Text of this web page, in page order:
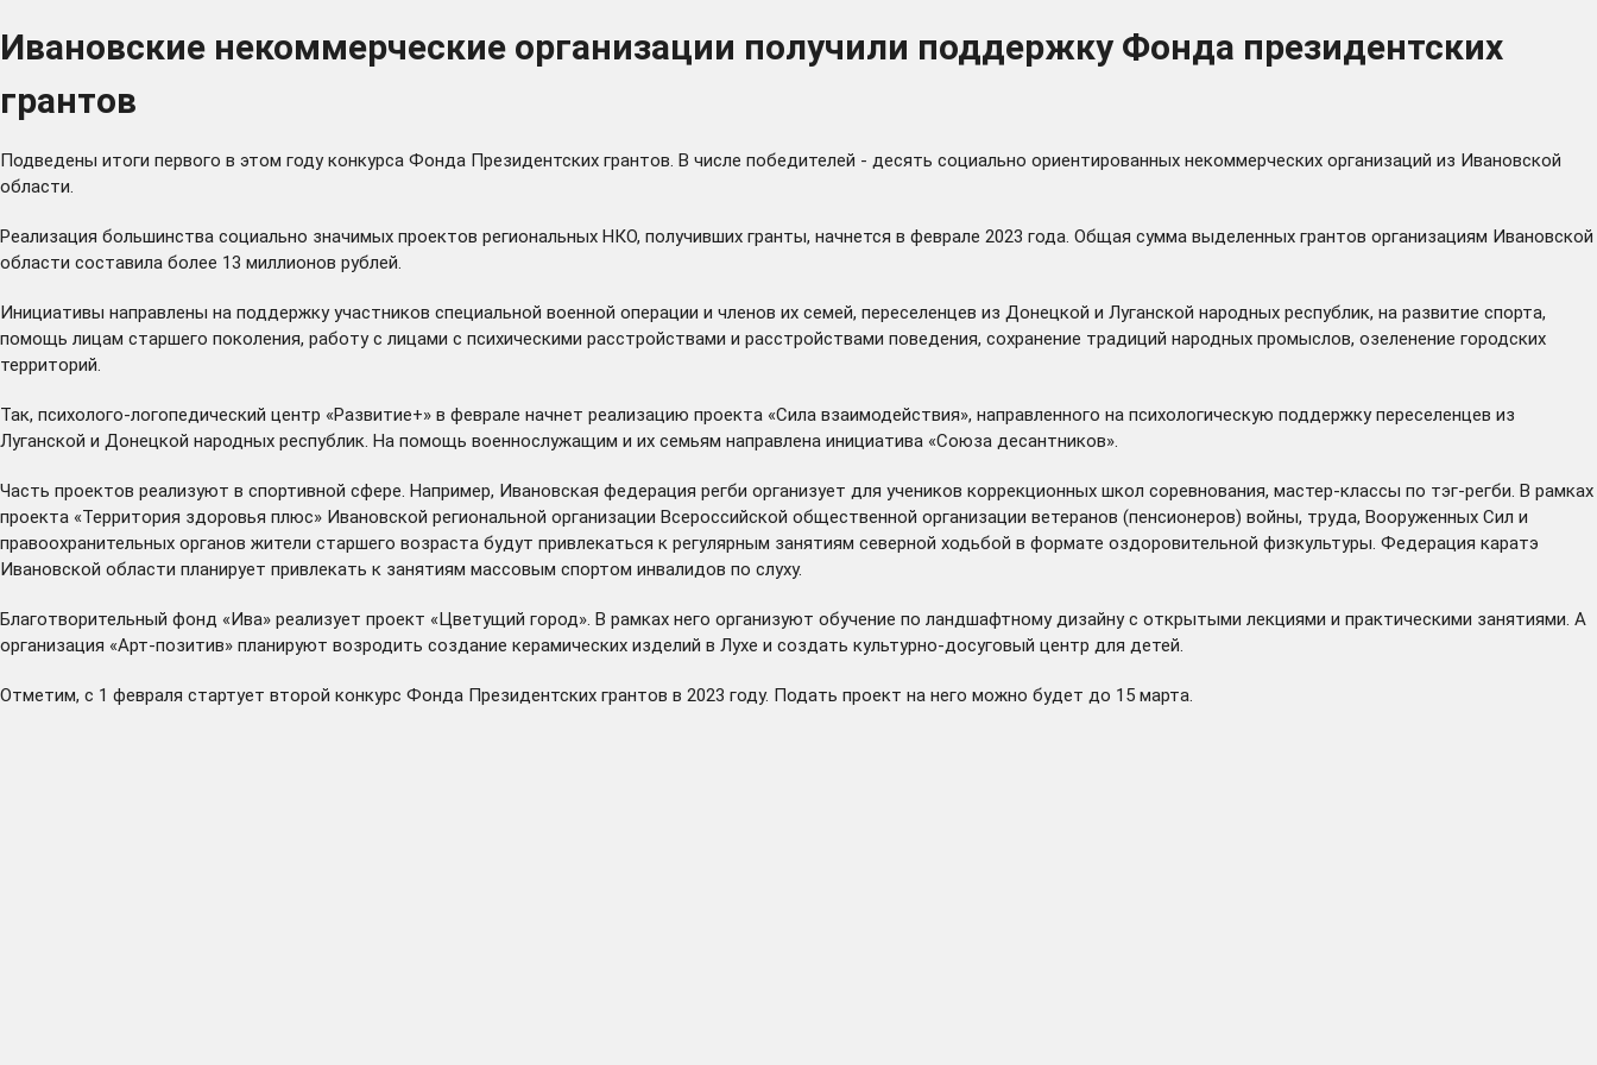
Ивановские некоммерческие организации получили поддержку Фонда президентских
грантов
Подведены итоги первого в этом году конкурса Фонда Президентских грантов. В числе победителей - десять социально ориентированных некоммерческих организаций из Ивановской
области.
Реализация большинства социально значимых проектов региональных НКО, получивших гранты, начнется в феврале 2023 года. Общая сумма выделенных грантов организациям Ивановской
области составила более 13 миллионов рублей.
Инициативы направлены на поддержку участников специальной военной операции и членов их семей, переселенцев из Донецкой и Луганской народных республик, на развитие спорта,
помощь лицам старшего поколения, работу с лицами с психическими расстройствами и расстройствами поведения, сохранение традиций народных промыслов, озеленение городских
территорий.
Так, психолого-логопедический центр «Развитие+» в феврале начнет реализацию проекта «Сила взаимодействия», направленного на психологическую поддержку переселенцев из
Луганской и Донецкой народных республик. На помощь военнослужащим и их семьям направлена инициатива «Союза десантников».
Часть проектов реализуют в спортивной сфере. Например, Ивановская федерация регби организует для учеников коррекционных школ соревнования, мастер-классы по тэг-регби. В рамках
проекта «Территория здоровья плюс» Ивановской региональной организации Всероссийской общественной организации ветеранов (пенсионеров) войны, труда, Вооруженных Сил и
правоохранительных органов жители старшего возраста будут привлекаться к регулярным занятиям северной ходьбой в формате оздоровительной физкультуры. Федерация каратэ
Ивановской области планирует привлекать к занятиям массовым спортом инвалидов по слуху.
Благотворительный фонд «Ива» реализует проект «Цветущий город». В рамках него организуют обучение по ландшафтному дизайну с открытыми лекциями и практическими занятиями. А
организация «Арт-позитив» планируют возродить создание керамических изделий в Лухе и создать культурно-досуговый центр для детей.
Отметим, с 1 февраля стартует второй конкурс Фонда Президентских грантов в 2023 году. Подать проект на него можно будет до 15 марта.